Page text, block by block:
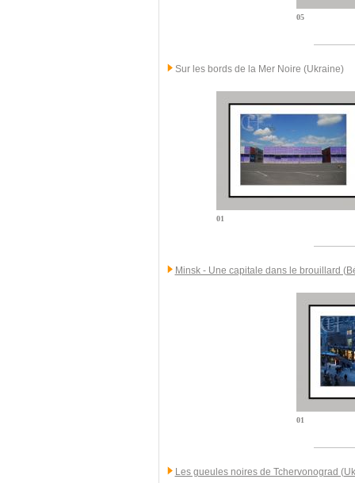
05
Sur les bords de la Mer Noire (Ukraine)
01
Minsk - Une capitale dans le brouillard
01
Les gueules noires de Tchervonograd